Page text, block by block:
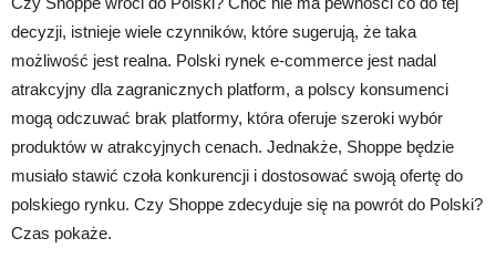
decyzji, istnieje wiele czynników, które sugerują, że taka
możliwość jest realna. Polski rynek e-commerce jest nadal
atrakcyjny dla zagranicznych platform, a polscy konsumenci
mogą odczuwać brak platformy, która oferuje szeroki wybór
produktów w atrakcyjnych cenach. Jednakże, Shoppe będzie
musiało stawić czoła konkurencji i dostosować swoją ofertę do
polskiego rynku. Czy Shoppe zdecyduje się na powrót do Polski?
Czas pokaże.